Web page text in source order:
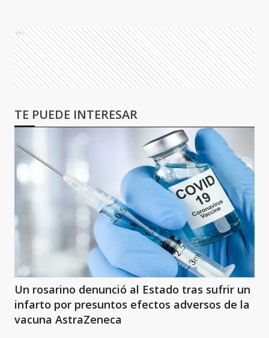
Ads
TE PUEDE INTERESAR
Un rosarino denunció al Estado tras sufrir un
infarto por presuntos efectos adversos de la
vacuna AstraZeneca